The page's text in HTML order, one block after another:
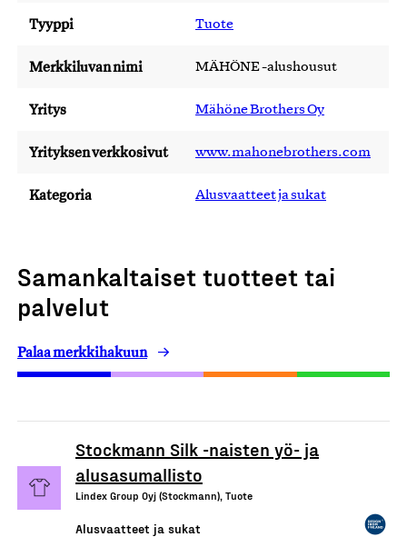
Tyyppi Tuote
Merkkiluvan nimi MÄHÖNE -alushousut
Yritys Mähöne Brothers Oy
Yrityksen verkkosivut www.mahonebrothers.com
Kategoria Alusvaatteet ja sukat
Samankaltaiset tuotteet tai
palvelut
Palaa merkkihakuun
Stockmann Silk -naisten yö- ja
alusasumallisto
Lindex Group Oyj (Stockmann), Tuote
Alusvaatteet ja sukat